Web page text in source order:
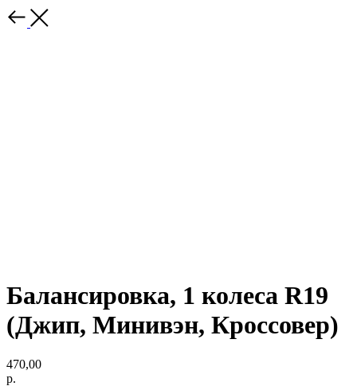
Балансировка, 1 колеса R19
(Джип, Минивэн, Кроссовер)
470,00
р.